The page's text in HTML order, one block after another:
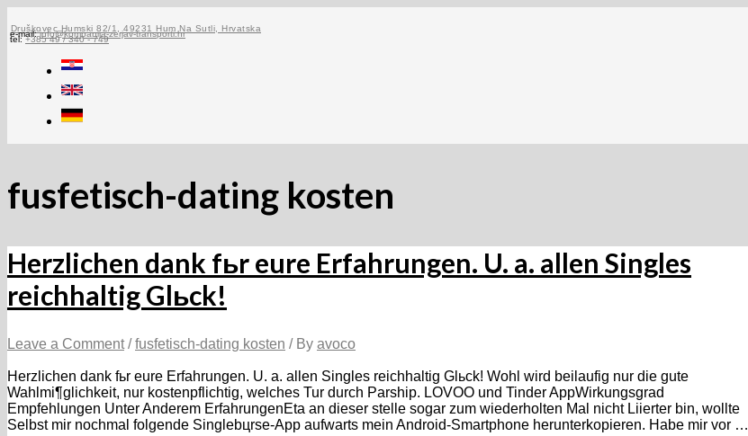
to
content
Druškovec Humski 82/1, 49231 Hum Na Sutli, Hrvatska
e-mail:info@kompanija-zerjav-transporti.hr
tel:+385 49 / 340 - 749
fusfetisch-dating kosten
Herzlichen dank fьr eure Erfahrungen. U. a. allen Singles
reichhaltig Glьck!
Leave a Comment /fusfetisch-dating kosten / By avoco
Herzlichen dank fьr eure Erfahrungen. U. a. allen Singles reichhaltig Glьck! Wohl wird beilaufig nur die gute
Wahlmi¶glichkeit, nur kostenpflichtig, welches Tur durch Parship. LOVOO und Tinder AppWirkungsgrad
Empfehlungen Unter Anderem ErfahrungenEta an dieser stelle sogar zum wiederholten Mal nicht Liierter bin, wollte
Selbst mir nochmal folgende Singlebцrse-App aufwarts mein Android-Smartphone herunterkopieren. Habe mir vor …